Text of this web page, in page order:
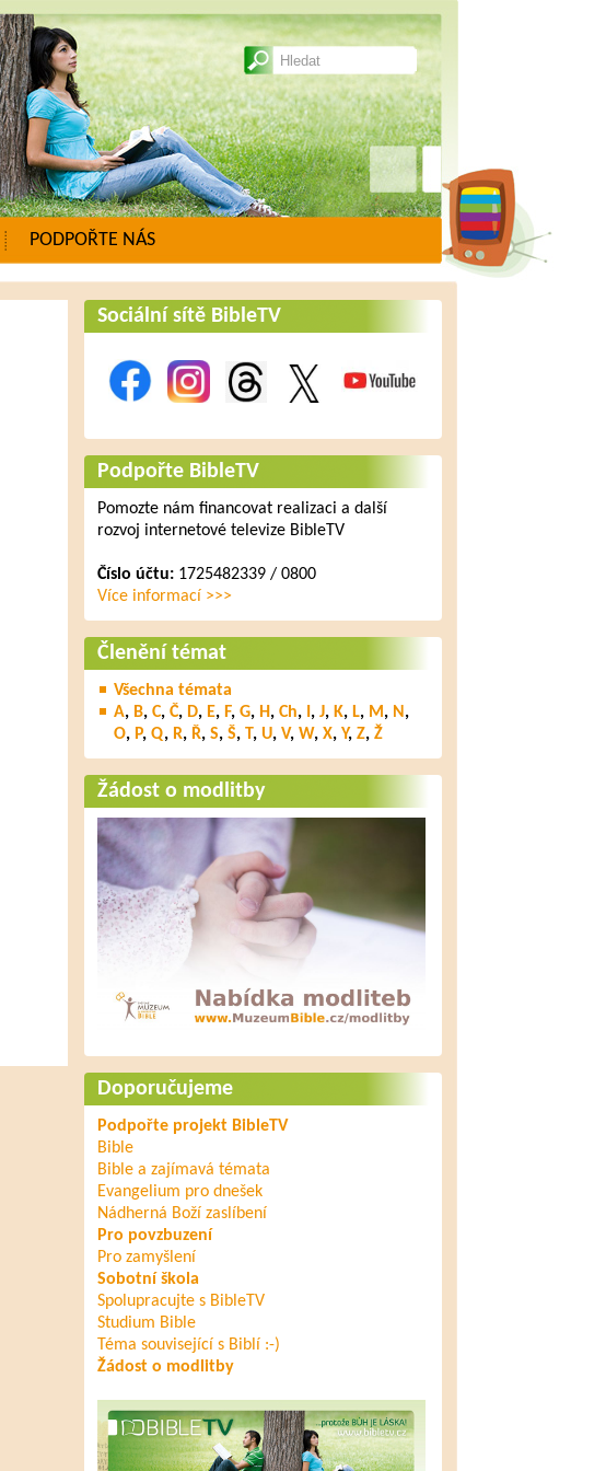
PODPOŘTE NÁS
Sociální sítě BibleTV
Podpořte BibleTV
Pomozte nám financovat realizaci a další
rozvoj internetové televize BibleTV
Číslo účtu:1725482339 / 0800
Více informací >>>
Členění témat
Všechna témata
A, B, C, Č, D, E, F, G, H, Ch, , J, K, L, M, N ,
O, P, Q, R, Ř, S, Š, T, U, V, W, X, Y, Z, Ž
Žádost o modlitby
Doporučujeme
Podpořte projekt BibleTV
Bible
Bible a zajímavá témata
Evangelium pro dnešek
Nádherná Boží zaslíbení
Pro povzbuzení
Pro zamyšlení
Sobotní škola
Spolupracujte s BibleTV
Studium Bible
Téma související s Biblí :-)
Žádost o modlitby